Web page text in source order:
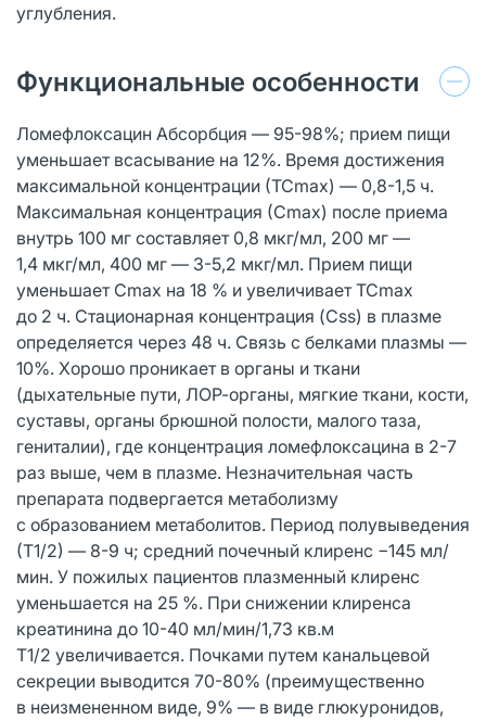
углубления.
Функциональные особенности
Ломефлоксацин Абсорбция — 95-98%; прием пищи
уменьшает всасывание на 12%. Время достижения
максимальной концентрации (ТСmах) — 0,8-1,5 ч.
Максимальная концентрация (Сmах) после приема
внутрь 100 мг составляет 0,8 мкг/мл, 200 мг —
1,4 мкг/мл, 400 мг — 3-5,2 мкг/мл. Прием пищи
уменьшает Сmах на 18 % и увеличивает ТСmах
до 2 ч. Стационарная концентрация (Css) в плазме
определяется через 48 ч. Связь с белками плазмы —
10%. Хорошо проникает в органы и ткани
(дыхательные пути, ЛОР-органы, мягкие ткани, кости,
суставы, органы брюшной полости, малого таза,
гениталии), где концентрация ломефлоксацина в 2-7
раз выше, чем в плазме. Незначительная часть
препарата подвергается метаболизму
с образованием метаболитов. Период полувыведения
(Т1/2) — 8-9 ч; средний почечный клиренс −145 мл/
мин. У пожилых пациентов плазменный клиренс
уменьшается на 25 %. При снижении клиренса
креатинина до 10-40 мл/мин/1,73 кв.м
Т1/2 увеличивается. Почками путем канальцевой
секреции выводится 70-80% (преимущественно
в неизмененном виде, 9% — в виде глюкуронидов,